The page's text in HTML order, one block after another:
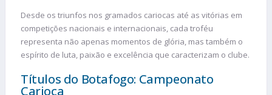
Desde os triunfos nos gramados cariocas até as vitórias em
competições nacionais e internacionais, cada troféu
representa não apenas momentos de glória, mas também o
espírito de luta, paixão e excelência que caracterizam o clube.
Títulos do Botafogo: Campeonato
Carioca